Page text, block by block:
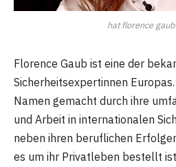
hat florence
Florence Gaub ist eine der
Sicherheitsexpertinnen
Namen gemacht durch ihre
und Arbeit in internationalen
neben ihren beruflichen
es um ihr Privatleben bestellt